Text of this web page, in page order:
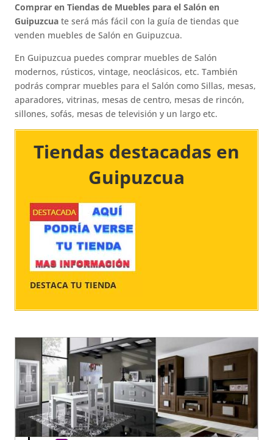
Comprar en Tiendas de Muebles para el Salón en
Guipuzcua te será más fácil con la guía de tiendas que
venden muebles de Salón en Guipuzcua.
En Guipuzcua puedes comprar muebles de Salón
modernos, rústicos, vintage, neoclásicos, etc. También
podrás comprar muebles para el Salón como Sillas, mesas,
aparadores, vitrinas, mesas de centro, mesas de rincón,
sillones, sofás, mesas de televisión y un largo etc.
Tiendas destacadas en
Guipuzcua​​​​​​​